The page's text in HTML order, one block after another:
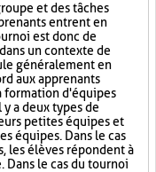
et des tâches
entrent en
est donc de
un contexte de
généralement en
aux apprenants
formation d'équipes
a deux types de
petites équipes et
équipes. Dans le cas
les élèves répondent à
Dans le cas du tournoi